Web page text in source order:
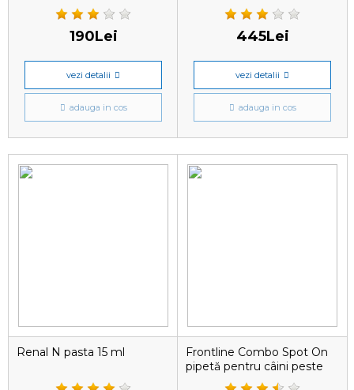
190Lei
vezi detalii
adauga in cos
445Lei
vezi detalii
adauga in cos
Renal N pasta 15 ml
Frontline Combo Spot On
pipetă pentru câini peste